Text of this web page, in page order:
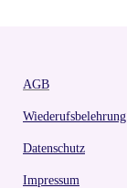
AGB
Wiederufsbelehrung
Datenschutz
Impressum